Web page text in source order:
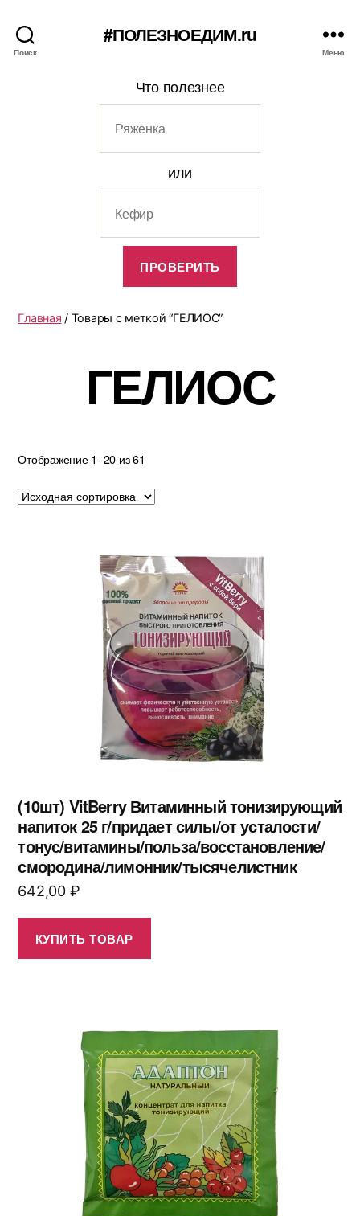
Поиск
#ПОЛЕЗНОЕДИМ.ru
Меню
Что полезнее
или
Главная / Товары с меткой “ГЕЛИОС”
ГЕЛИОС
Отображение 1–20 из 61
(10шт) VitBerry Витаминный тонизирующий
напиток 25 г/придает силы/от усталости/
тонус/витамины/польза/восстановление/
смородина/лимонник/тысячелистник
642,00 ₽
КУПИТЬ ТОВАР